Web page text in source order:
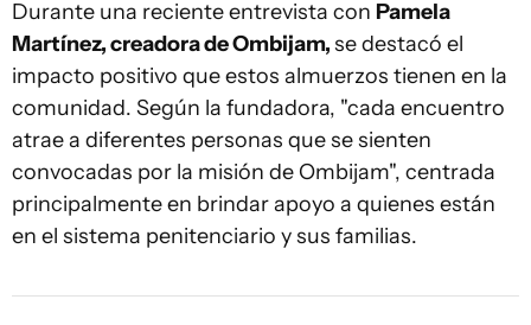
Durante una reciente entrevista con Pamela
Martínez, creadora de Ombijam,se destacó el
impacto positivo que estos almuerzos tienen en la
comunidad. Según la fundadora, "cada encuentro
atrae a diferentes personas que se sienten
convocadas por la misión de Ombijam", centrada
principalmente en brindar apoyo a quienes están
en el sistema penitenciario y sus familias.